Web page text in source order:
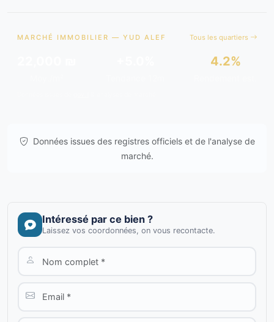
MARCHÉ IMMOBILIER — YUD ALEF Tous les quartiers
4.2%
Données issues des registres officiels et de l'analyse de
marché.
Intéressé par ce bien ?
Laissez vos coordonnées, on vous recontacte.